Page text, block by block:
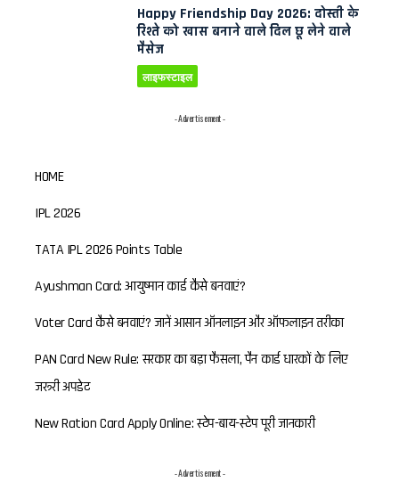
Happy Friendship Day 2026: दोस्ती के
रिश्ते को खास बनाने वाले दिल छू लेने वाले
मैसेज
लाइफस्टाइल
- Advertisement -
HOME
IPL 2026
TATA IPL 2026 Points Table
Ayushman Card: आयुष्मान कार्ड कैसे बनवाएं?
Voter Card कैसे बनवाएं? जानें आसान ऑनलाइन और ऑफलाइन तरीका
PAN Card New Rule: सरकार का बड़ा फैसला, पैन कार्ड धारकों के लिए
जरूरी अपडेट
New Ration Card Apply Online: स्टेप-बाय-स्टेप पूरी जानकारी
- Advertisement -